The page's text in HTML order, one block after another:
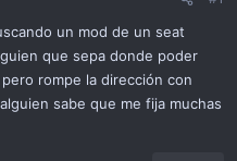
un mod de un seat
que sepa donde poder
rompe la dirección con
sabe que me fija muchas